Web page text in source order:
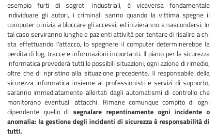
esempio furti di segreti industriali, è viceversa fondamentale
individuare gli autori, i criminali sanno quando la vittima spegne il
computer o inizia a bloccare gli accessi, ed inizieranno a nascondersi. In
tal caso serviranno lunghe e pazienti attività per tentare di risalire a chi
sta effettuando l'attacco, lo spegnere il computer determinerebbe la
perdita di log, tracce e informazioni importanti. Il piano per la sicurezza
informatica prevederà tutti le possibili situazioni, ogni azione di rimedio,
oltre che di ripristino alla situazione precedente. Il responsabile della
sicurezza informatica insieme ai professionisti e servizi di supporto,
saranno immediatamente allertati dagli automatismi di controllo che
monitorano eventuali attacchi. Rimane comunque compito di ogni
dipendente quello disegnalare repentinamente ogni incidente o
anomalia: la gestione degli incidenti di sicurezza è responsabilità di
tutti.